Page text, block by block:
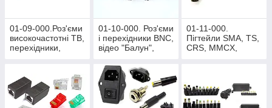
01-09-000.Роз'єми
високочастотні ТВ,
перехідники,
01-10-000. Роз'єми
і перехідники BNC,
відео "Балун",
01-11-000.
Пігтейли SMA, TS,
CRS, MMCX,